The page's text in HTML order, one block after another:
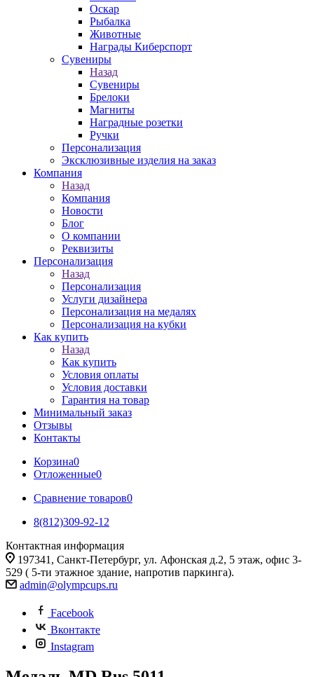
Оскар
Рыбалка
Животные
Награды Киберспорт
Сувениры
Назад
Сувениры
Брелоки
Магниты
Наградные розетки
Ручки
Персонализация
Эксклюзивные изделия на заказ
Компания
Назад
Компания
Новости
Блог
О компании
Реквизиты
Персонализация
Назад
Персонализация
Услуги дизайнера
Персонализация на медалях
Персонализация на кубки
Как купить
Назад
Как купить
Условия оплаты
Условия доставки
Гарантия на товар
Минимальный заказ
Отзывы
Контакты
Корзина0
Отложенные0
Сравнение товаров0
8(812)309-92-12
Контактная информация
197341, Санкт-Петербург, ул. Афонская д.2, 5 этаж, офис 3-
529 ( 5-ти этажное здание, напротив паркинга).
admin@olympcups.ru
Facebook
Вконтакте
Instagram